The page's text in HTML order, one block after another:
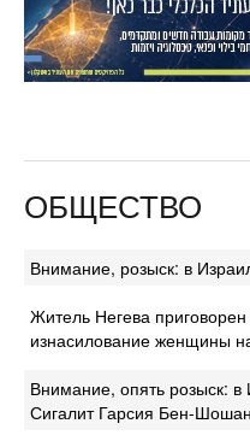
ОБЩЕСТВО
Внимание, розыск: в
Житель Негева
изнасилование женщины
Внимание, опять розыск:
Сигалит Гарсия Бен-Шошан